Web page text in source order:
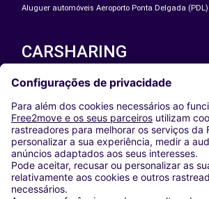
Aluguer automóveis Aeroporto Ponta Delgada (PDL)
CARSHARING
NOSSAS CIDADES
Washington DC
Milan
Rome
Turin
Vienna
Berlin
Cologne